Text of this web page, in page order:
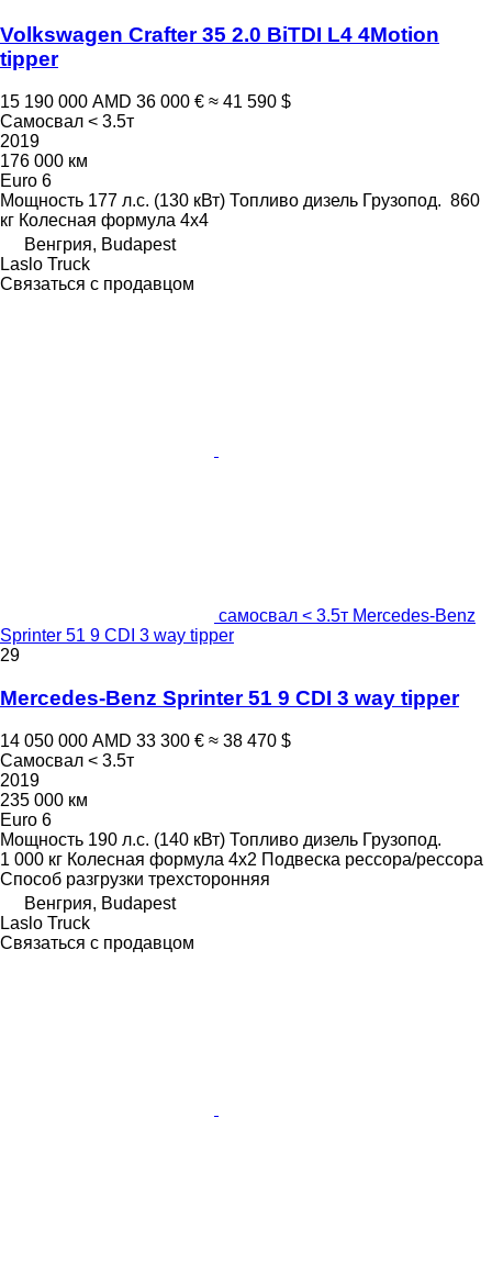
Volkswagen Crafter 35 2.0 BiTDI L4 4Motion
tipper
15 190 000 AMD 36 000 € ≈ 41 590 $
Самосвал < 3.5т
2019
176 000 км
Euro 6
Мощность 177 л.с. (130 кВт) Топливо дизель Грузопод. 860
кг Колесная формула 4x4
Венгрия, Budapest
Laslo Truck
Связаться с продавцом
самосвал < 3.5т Mercedes-Benz
Sprinter 51 9 CDI 3 way tipper
29
Mercedes-Benz Sprinter 51 9 CDI 3 way tipper
14 050 000 AMD 33 300 € ≈ 38 470 $
Самосвал < 3.5т
2019
235 000 км
Euro 6
Мощность 190 л.с. (140 кВт) Топливо дизель Грузопод.
1 000 кг Колесная формула 4x2 Подвеска рессора/рессора
Способ разгрузки трехсторонняя
Венгрия, Budapest
Laslo Truck
Связаться с продавцом